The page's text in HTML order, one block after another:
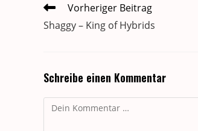
Weitere
Artikel
ansehen
Vorheriger Beitrag
Shaggy – King of Hybrids
Schreibe einen Kommentar
Kommentar